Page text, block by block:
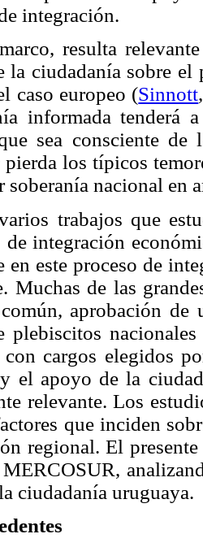
integración.
resulta
la ciudadanía sobre
caso europeo (Sinnott
informada tenderá
sea consciente de
los típicos
soberanía nacional en
trabajos que
de integración
en este proceso de
Muchas de las
aprobación de
plebiscitos
con cargos elegidos
el apoyo de la
relevante. Los
que inciden
regional. El
ciudadanía uruguaya.